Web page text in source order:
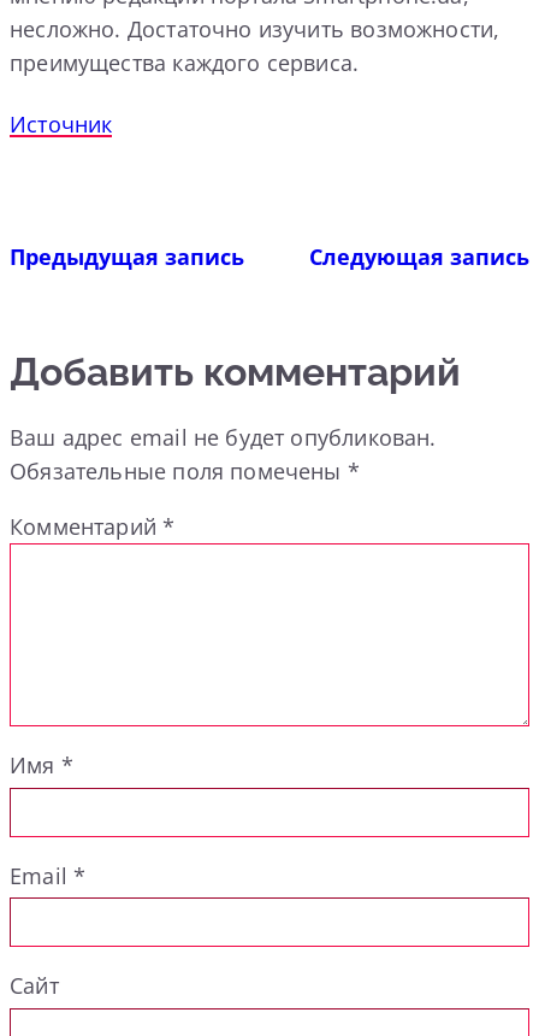
несложно. Достаточно изучить возможности,
преимущества каждого сервиса.
Источник
Предыдущая запись Следующая запись
Добавить комментарий
Ваш адрес email не будет опубликован.
Обязательные поля помечены *
Комментарий*
Имя *
Email*
Сайт